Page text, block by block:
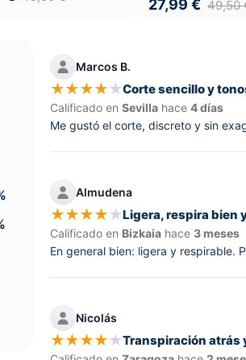
27,99 € 49,50
Marcos B.
★★★★★Corte sencillo y
Calificado enSevilla hace4 días
Me gustó el corte, discreto y sin
Almudena
★★★★★Ligera, respira bien
Calificado en Bizkaia hace 3 meses
En general bien: ligera y respirable.
Nicolás
★★★★★Transpiración atrás